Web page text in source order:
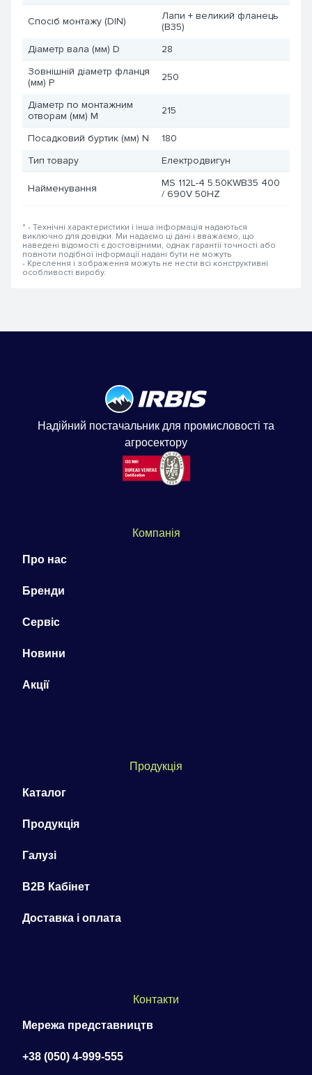
Спосіб монтажу (DIN)
Лапи + великий фланець
(B35)
Діаметр вала (мм) D
28
Зовнішній діаметр фланця
(мм) P
250
Діаметр по монтажним
отворам (мм) M
215
Посадковий буртик (мм) N
180
Тип товару
Електродвигун
Найменування
MS 112L-4 5.50KWB35 400
/ 690V 50HZ
* - Технічні характеристики і інша інформація надаються
виключно для довідки. Ми надаємо ці дані і вважаємо, що
наведені відомості є достовірними, однак гарантії точності або
повноти подібної інформації надані бути не можуть
- Креслення і зображення можуть не нести всі конструктивні
особливості виробу.
Надійний постачальник для промисловості та
агросектору
Компанія
Про нас
Бренди
Сервіс
Новини
Акції
Продукція
Каталог
Продукція
Галузі
B2B Кабінет
Доставка і оплата
Контакти
Мережа представництв
+38 (050) 4-999-555